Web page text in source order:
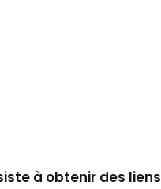
à obtenir des liens